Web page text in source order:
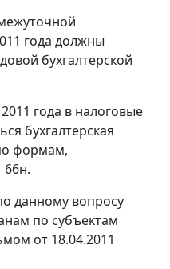
года должны
бухгалтерской
года в налоговые
бухгалтерская
формам,
данному вопросу
по субъектам
от 18.04.2011